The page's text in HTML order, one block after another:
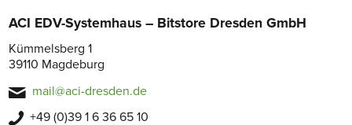
ACI EDV-Systemhaus – Bitstore Dresden GmbH
Kümmelsberg 1
39110 Magdeburg
mail@aci-dresden.de
+49 (0)39 1 6 36 65 10